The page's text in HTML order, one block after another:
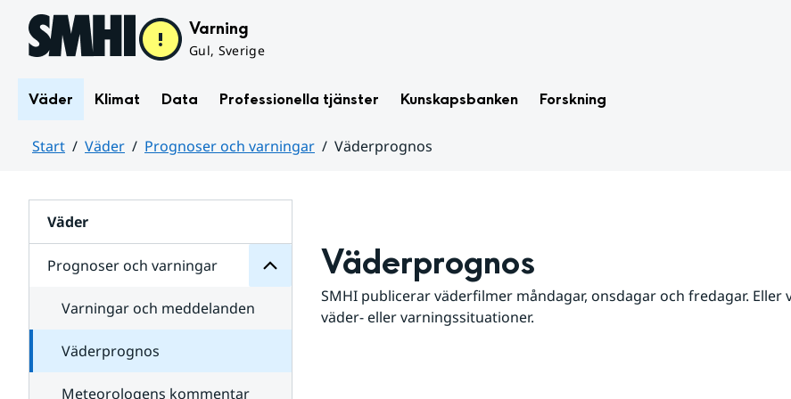
Hoppa till sidans innehåll Varning
Gul, Sverige
Väder Klimat Data Professionella tjänster Kunskapsbanken Forskning
Start Väder Prognoser och varningar
Väderprognos
Väder
Prognoser och varningar
för
varningar
Varningar och meddelanden
Väderprognos
Meteorologens kommentar
Väderprognos
SMHI publicerar väderfilmer måndagar, onsdagar och fredagar. Eller
väder- eller varningssituationer.